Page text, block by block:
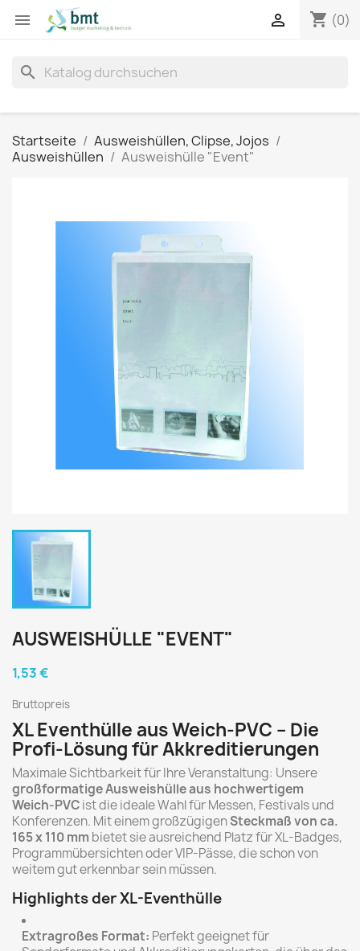
 shopping_cart (0)

search
Startseite
Ausweishüllen, Clipse, Jojos
Ausweishüllen
Ausweishülle "Event"
AUSWEISHÜLLE "EVENT"
1,53 €
Bruttopreis
XL Eventhülle aus Weich-PVC – Die
Profi-Lösung für Akkreditierungen
Maximale Sichtbarkeit für Ihre Veranstaltung: Unsere
großformatige Ausweishülle aus hochwertigem
Weich-PVCist die ideale Wahl für Messen, Festivals und
Konferenzen. Mit einem großzügigenSteckmaß von ca.
165 x 110 mm bietet sie ausreichend Platz für XL-Badges,
Programmübersichten oder VIP-Pässe, die schon von
weitem gut erkennbar sein müssen.
Highlights der XL-Eventhülle
Extragroßes Format: Perfekt geeignet für